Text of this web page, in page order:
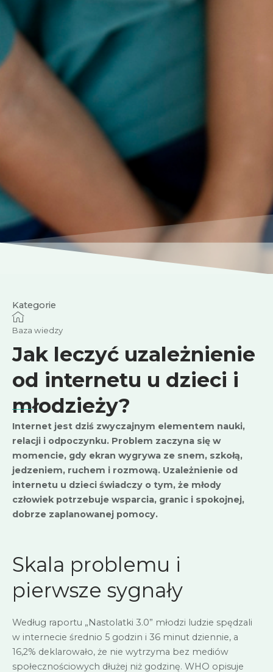
Kategorie
Baza wiedzy
Jak leczyć uzależnienie
od internetu u dzieci i
młodzieży?
Internet jest dziś zwyczajnym elementem nauki,
relacji i odpoczynku. Problem zaczyna się w
momencie, gdy ekran wygrywa ze snem, szkołą,
jedzeniem, ruchem i rozmową. Uzależnienie od
internetu u dzieci świadczy o tym, że młody
człowiek potrzebuje wsparcia, granic i spokojnej,
dobrze zaplanowanej pomocy.
Skala problemu i
pierwsze sygnały
Według raportu „Nastolatki 3.0” młodzi ludzie spędzali
w internecie średnio 5 godzin i 36 minut dziennie, a
16,2% deklarowało, że nie wytrzyma bez mediów
społecznościowych dłużej niż godzinę. WHO opisuje